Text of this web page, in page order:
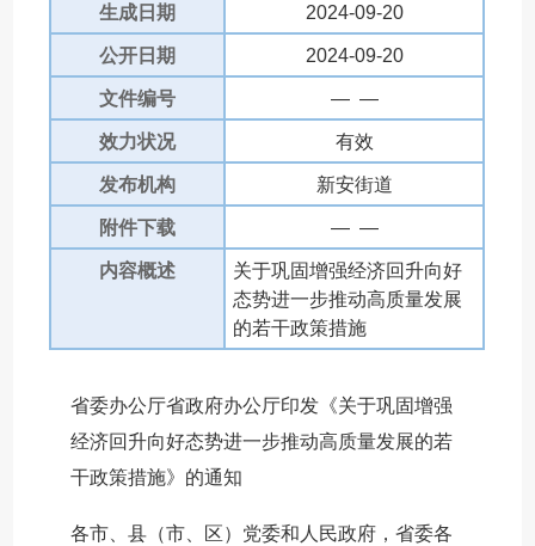
生成日期 2024-09-20
公开日期 2024-09-20
文件编号 — —
效力状况 有效
发布机构 新安街道
附件下载 — —
内容概述
关于巩固增强经济回升向好
态势进一步推动高质量发展
的若干政策措施
省委办公厅省政府办公厅印发《关于巩固增强
经济回升向好态势进一步推动高质量发展的若
干政策措施》的通知
各市、县（市、区）党委和人民政府，省委各